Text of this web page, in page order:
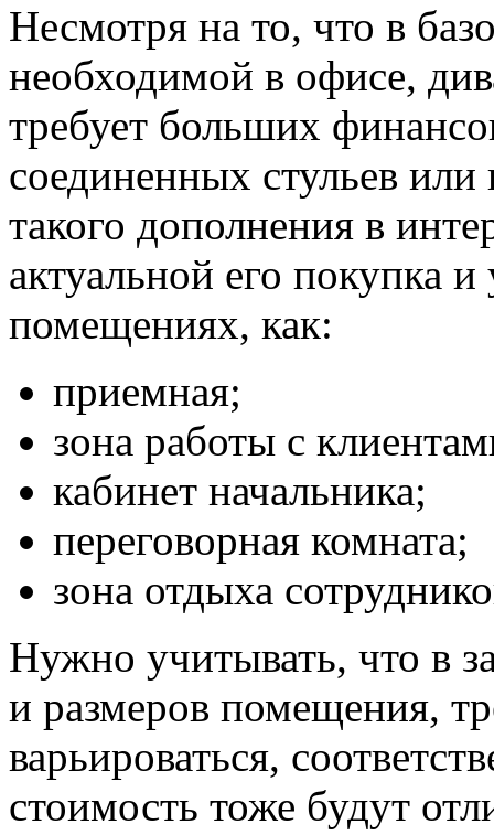
Несмотря на то, что в
необходимой в офисе,
требует больших
соединенных стульев или
такого дополнения в
актуальной его покупка и
помещениях, как:
приемная;
зона работы с
кабинет начальника;
переговорная комната;
зона отдыха
Нужно учитывать, что в
и размеров помещения,
варьироваться,
стоимость тоже будут